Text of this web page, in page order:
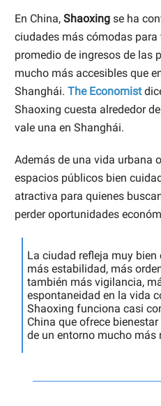
En China, Shaoxing se ha
ciudades más cómodas para
promedio de ingresos de las
mucho más accesibles que
Shanghái. The Economist
Shaoxing cuesta alrededor de
vale una en Shanghái.
Además de una vida urbana
espacios públicos bien
atractiva para quienes
perder oportunidades
La ciudad refleja muy
más estabilidad, más
también más vigilancia,
espontaneidad en la vida
Shaoxing funciona casi
China que ofrece
de un entorno mucho más